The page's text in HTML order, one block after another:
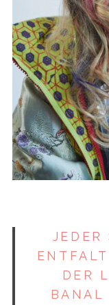
JEDER
DER
BANAL